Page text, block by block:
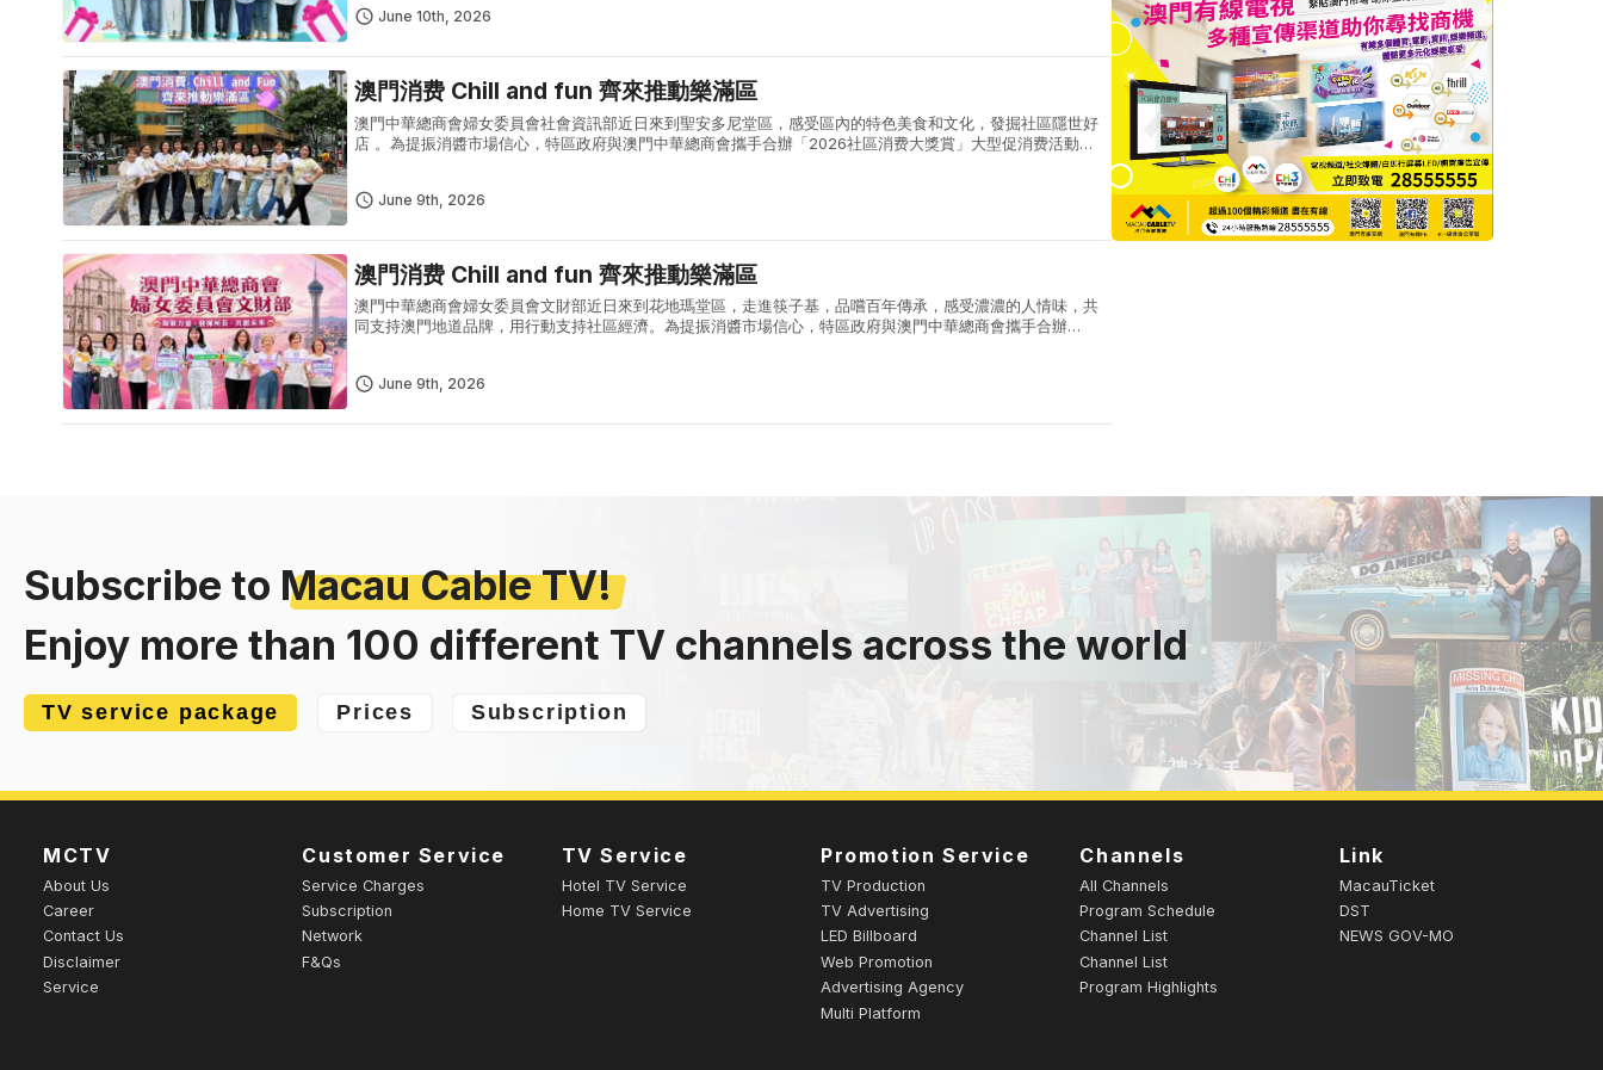
June 10th, 2026
澳門消费 Chill and fun 齊來推動樂滿區
澳門中華總商會婦女委員會社會資訊部近日來到聖安多尼堂區，感受區內的特色美食和文化，發掘社區隱世好
店 。為提振消醬市場信心，特區政府與澳門中華總商會攜手合辦「2026社區消费大獎賞」大型促消费活動，
June 9th, 2026
澳門消费 Chill and fun 齊來推動樂滿區
澳門中華總商會婦女委員會文財部近日來到花地瑪堂區，走進筷子基，品嚐百年傳承，感受濃濃的人情味，共
同支持澳門地道品牌，用行動支持社區經濟。為提振消醬市場信心，特區政府與澳門中華總商會攜手合辦
June 9th, 2026
Subscribe to Macau Cable TV!
Enjoy more than 100 different TV channels across the world
TV service package Prices Subscription
MCTV
About Us
Career
Contact Us
Disclaimer
Service
Customer Service
Service Charges
Subscription
Network
F&Qs
TV Service
Hotel TV Service
Home TV Service
Promotion Service
TV Production
TV Advertising
LED Billboard
Web Promotion
Advertising Agency
Multi Platform
Channels
All Channels
Program Schedule
Channel List
Channel List
Program Highlights
Link
MacauTicket
DST
NEWS GOV-MO